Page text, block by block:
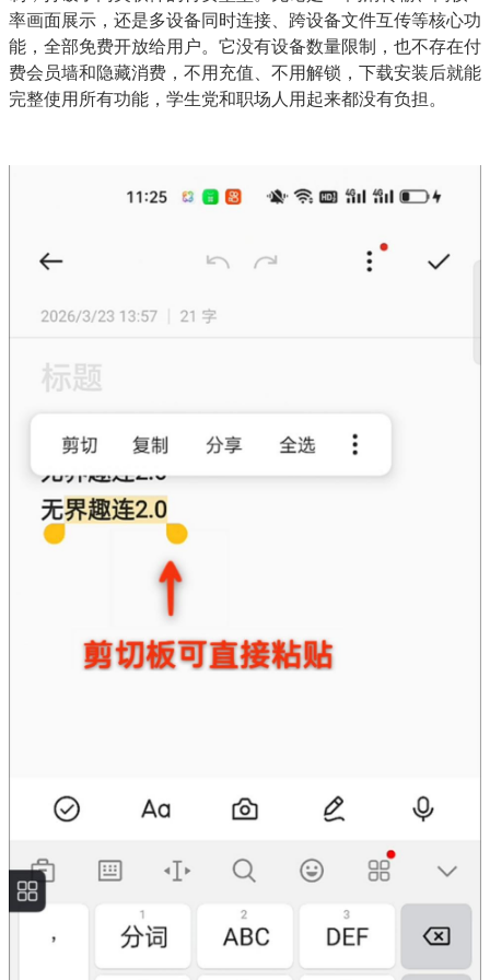
率画面展示，还是多设备同时连接、跨设备文件互传等核心功
能，全部免费开放给用户。它没有设备数量限制，也不存在付
费会员墙和隐藏消费，不用充值、不用解锁，下载安装后就能
完整使用所有功能，学生党和职场人用起来都没有负担。